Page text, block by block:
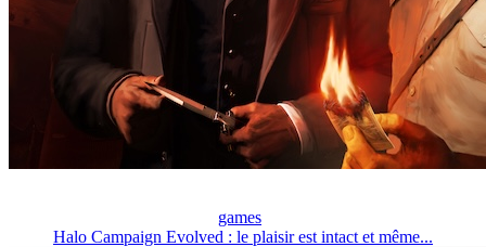
games
Halo Campaign Evolved : le plaisir est intact et même...